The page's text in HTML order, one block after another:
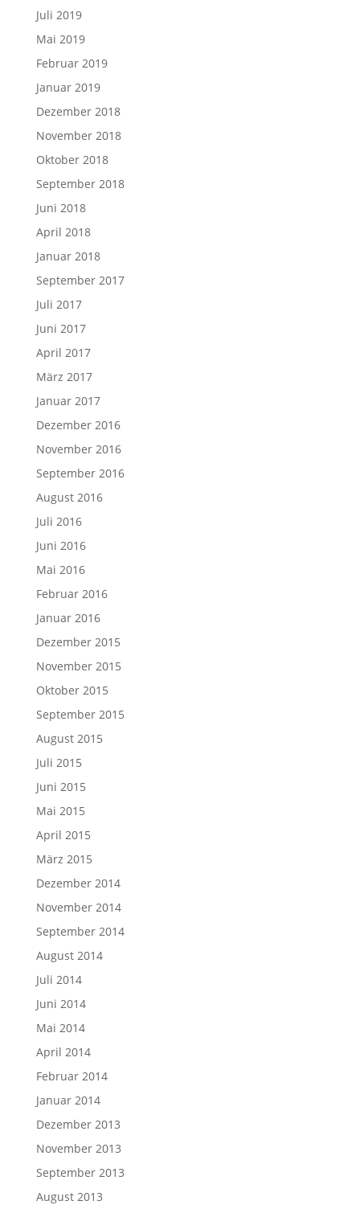
Juli 2019
Mai 2019
Februar 2019
Januar 2019
Dezember 2018
November 2018
Oktober 2018
September 2018
Juni 2018
April 2018
Januar 2018
September 2017
Juli 2017
Juni 2017
April 2017
März 2017
Januar 2017
Dezember 2016
November 2016
September 2016
August 2016
Juli 2016
Juni 2016
Mai 2016
Februar 2016
Januar 2016
Dezember 2015
November 2015
Oktober 2015
September 2015
August 2015
Juli 2015
Juni 2015
Mai 2015
April 2015
März 2015
Dezember 2014
November 2014
September 2014
August 2014
Juli 2014
Juni 2014
Mai 2014
April 2014
Februar 2014
Januar 2014
Dezember 2013
November 2013
September 2013
August 2013